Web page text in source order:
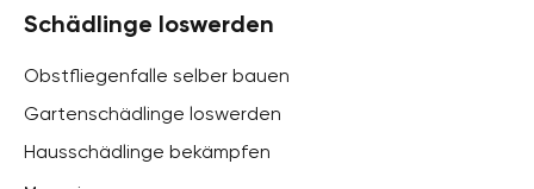
Schädlinge loswerden
Obstfliegenfalle selber bauen
Gartenschädlinge loswerden
Hausschädlinge bekämpfen